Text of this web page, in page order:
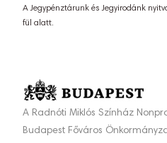
A Jegypénztárunk és Jegyirodánk
fül alatt.
A Radnóti Miklós Színház
Budapest Főváros